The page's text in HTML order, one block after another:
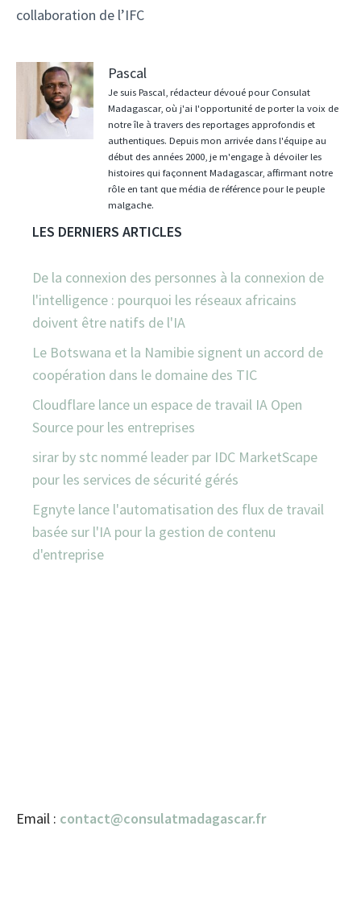
collaboration de l’IFC
Pascal
Je suis Pascal, rédacteur dévoué pour Consulat
Madagascar, où j'ai l'opportunité de porter la voix de
notre île à travers des reportages approfondis et
authentiques. Depuis mon arrivée dans l'équipe au
début des années 2000, je m'engage à dévoiler les
histoires qui façonnent Madagascar, affirmant notre
rôle en tant que média de référence pour le peuple
malgache.
LES DERNIERS ARTICLES
De la connexion des personnes à la connexion de
l'intelligence : pourquoi les réseaux africains
doivent être natifs de l'IA
Le Botswana et la Namibie signent un accord de
coopération dans le domaine des TIC
Cloudflare lance un espace de travail IA Open
Source pour les entreprises
sirar by stc nommé leader par IDC MarketScape
pour les services de sécurité gérés
Egnyte lance l'automatisation des flux de travail
basée sur l'IA pour la gestion de contenu
d'entreprise
Email : contact@consulatmadagascar.fr